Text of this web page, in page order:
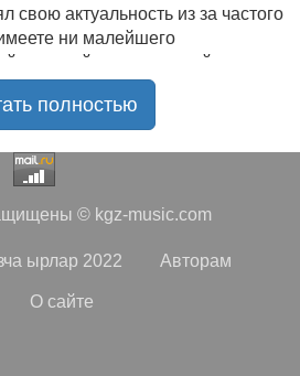
свою актуальность из за частого
ни малейшего
новый качественный контент
таком случае вы обратились по
своих старых и новых
лучших песен всех времён
самые востребованные и
отечественных и зарубежных
полностью
© kgz-music.com
ырлар 2022 Авторам
О сайте